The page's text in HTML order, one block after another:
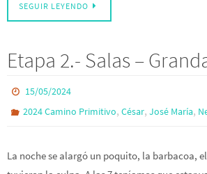
SEGUIR LEYENDO
Etapa 2.- Salas –
15/05/2024
2024 Camino Primitivo,César,José María,
La noche se alargó un poquito, la barbacoa,